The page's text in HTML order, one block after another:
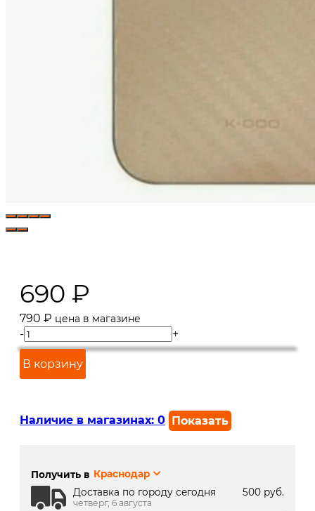
690 ₽
790 ₽ цена в магазине
- +
В корзину
Наличие в магазинах: 0 Показать
г. Краснодар, ТК Медиаплаза:
Получить в Краснодар
Доставка по городу сегодня
500 руб.
четверг, 6 августа